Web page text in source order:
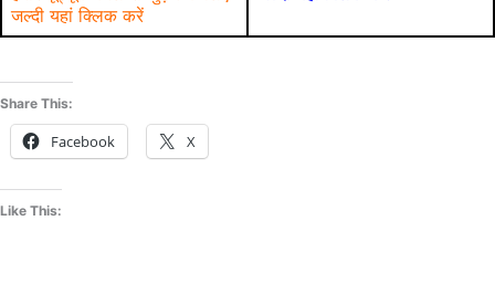
जल्दी यहां क्लिक करें
Share This:
Facebook X
Like This: